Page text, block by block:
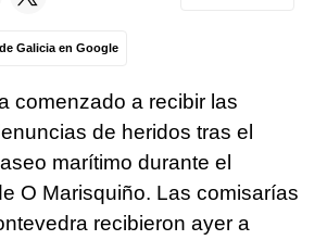
Galicia en Google
comenzado a recibir las
de heridos tras el
marítimo durante el
O Marisquiño. Las comisarías
recibieron ayer a